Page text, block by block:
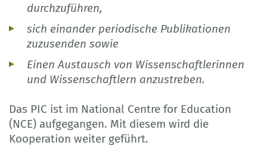
durchzuführen,
sich einander periodische Publikationen
zuzusenden sowie
Einen Austausch von Wissenschaftlerinnen
und Wissenschaftlern anzustreben.
Das PIC ist im National Centre for Education
(NCE) aufgegangen. Mit diesem wird die
Kooperation weiter geführt.